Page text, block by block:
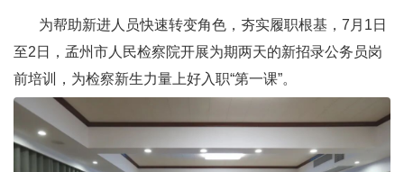
为帮助新进人员快速转变角色，夯实履职根基，7月1日
至2日，孟州市人民检察院开展为期两天的新招录公务员岗
前培训，为检察新生力量上好入职“第一课”。